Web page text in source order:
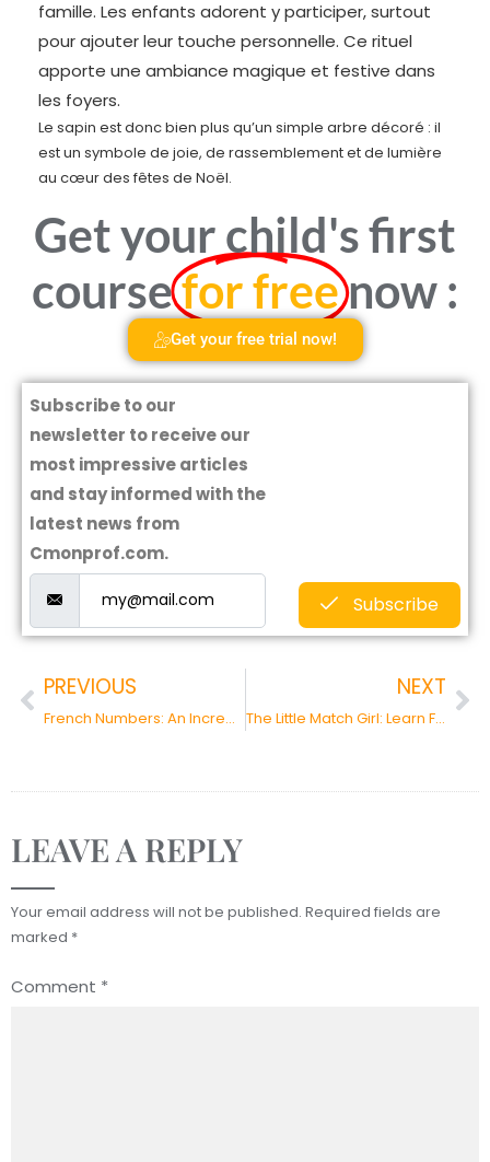
famille. Les enfants adorent y participer, surtout
pour ajouter leur touche personnelle. Ce rituel
apporte une ambiance magique et festive dans
les foyers.
Le sapin est donc bien plus qu’un simple arbre décoré : il
est un symbole de joie, de rassemblement et de lumière
au cœur des fêtes de Noël.
Get your child's first
coursefor freenow :
Get your free trial now!
Subscribe to our
newsletter to receive our
most impressive articles
and stay informed with the
latest news from
Cmonprof.com.
Subscribe
PREVIOUS
French Numbers: An Incredible Story!
NEXT
The Little Match Girl: Learn French with Christmas Tales
LEAVE A REPLY
Your email address will not be published. Required fields are
marked *
Comment *